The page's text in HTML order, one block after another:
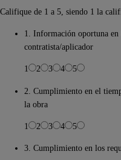
Califique de 1 a 5, siendo 1 la
1. Información oportuna
contratista/aplicador
1 2 3 4 5
2. Cumplimiento en el
la obra
1 2 3 4 5
3. Cumplimiento en los